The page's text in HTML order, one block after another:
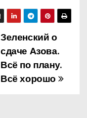
Зеленский о
сдаче Азова.
Всё по плану.
Всё хорошо